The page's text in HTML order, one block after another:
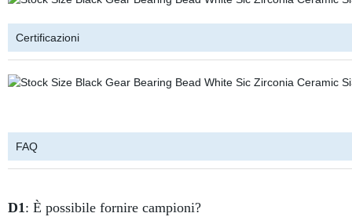
Certificazioni
FAQ
D1: È possibile fornire campioni?